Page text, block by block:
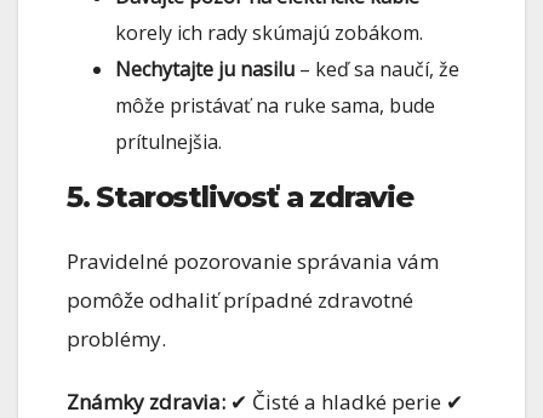
korely ich rady skúmajú zobákom.
Nechytajte ju nasilu – keď sa naučí, že
môže pristávať na ruke sama, bude
prítulnejšia.
5. Starostlivosť a zdravie
Pravidelné pozorovanie správania vám
pomôže odhaliť prípadné zdravotné
problémy.
Známky zdravia: ✔ Čisté a hladké perie ✔